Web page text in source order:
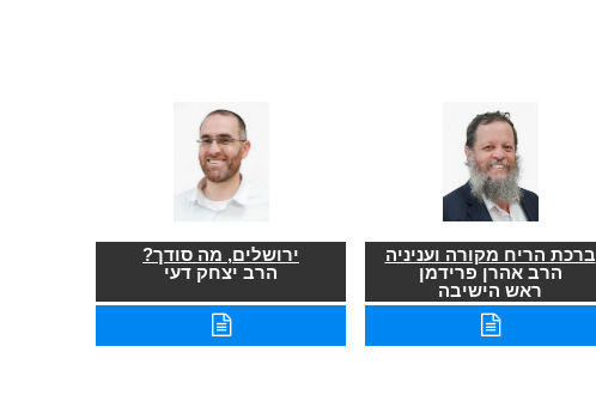
ברכת הריח מקורה ועניניה
הרב אהרן פרידמן
ראש הישיבה
ירושלים, מה סודך?
הרב יצחק דעי